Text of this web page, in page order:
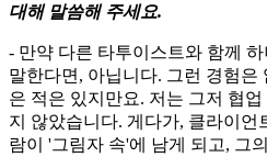
대해 말씀해 주세요.
- 만약 다른 타투이스트와 함께
말한다면, 아닙니다. 그런 경험은
은 적은 있지만요. 저는 그저 협
지 않았습니다. 게다가, 클라이언
람이 '그림자 속'에 남게 되고, 그